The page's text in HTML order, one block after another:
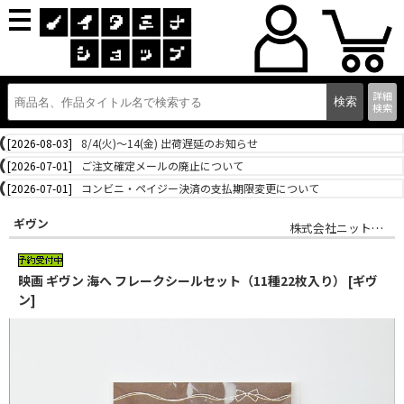
詳細
検索
[2026-08-03]
8/4(火)～14(金) 出荷遅延のお知らせ
[2026-07-01]
ご注文確定メールの廃止について
[2026-07-01]
コンビニ・ペイジー決済の支払期限変更について
ギヴン 株式会社ニットファクトリー
映画 ギヴン 海へ フレークシールセット（11種22枚入り） [ギヴ
ン]